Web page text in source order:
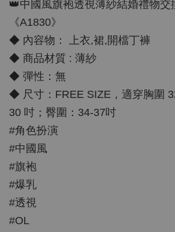
👑中國風旗袍透視薄紗結婚禮物交
《A1830》
◆ 內容物： 上衣,裙,開檔丁褲
◆ 商品材質 : 薄紗
◆ 彈性：無
◆ 尺寸：FREE SIZE，適穿胸圍
30 吋；臀圍：34-37吋
#角色扮演
#中國風
#旗袍
#爆乳
#透視
#OL